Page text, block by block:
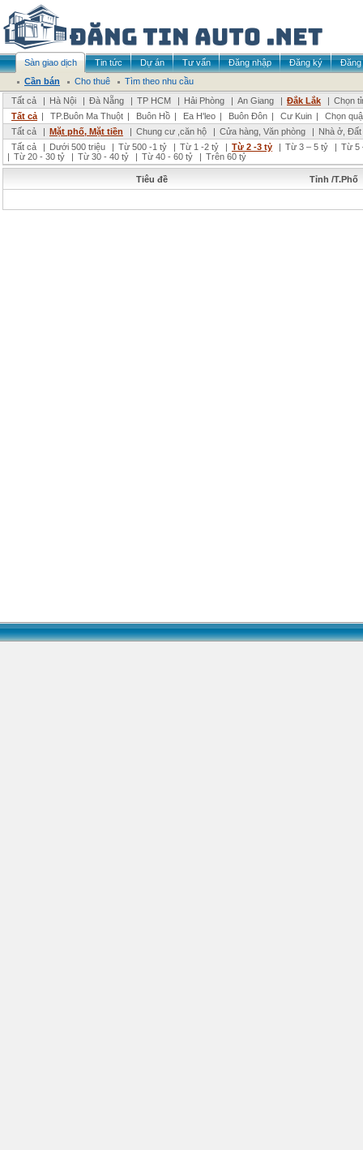
Sàn giao dịch Tin tức Dự án Tư vấn Đăng nhập Đăng ký
Đăng
Cần bán
Cho thuê
Tìm theo nhu cầu
Tất cả
| Hà Nội | Đà Nẵng | TP HCM | Hải Phòng | An Giang | Đắk Lắk | Chọn
Tất cả | TP.Buôn Ma Thuột | Buôn Hồ | Ea H'leo | Buôn Đôn | Cư Kuin |
Chọn
Tất cả
| Mặt phố, Mặt tiền | Chung cư ,căn hộ | Cửa hàng, Văn phòng | Nhà ở,
Tất cả
| Dưới 500 triệu | Từ 500 -1 tỷ | Từ 1 -2 tỷ | Từ 2 -3 tỷ | Từ 3 – 5 tỷ | Từ 5
| Từ 20 - 30 tỷ | Từ 30 - 40 tỷ | Từ 40 - 60 tỷ | Trên 60 tỷ
Tiêu đề Tỉnh /T.Phố